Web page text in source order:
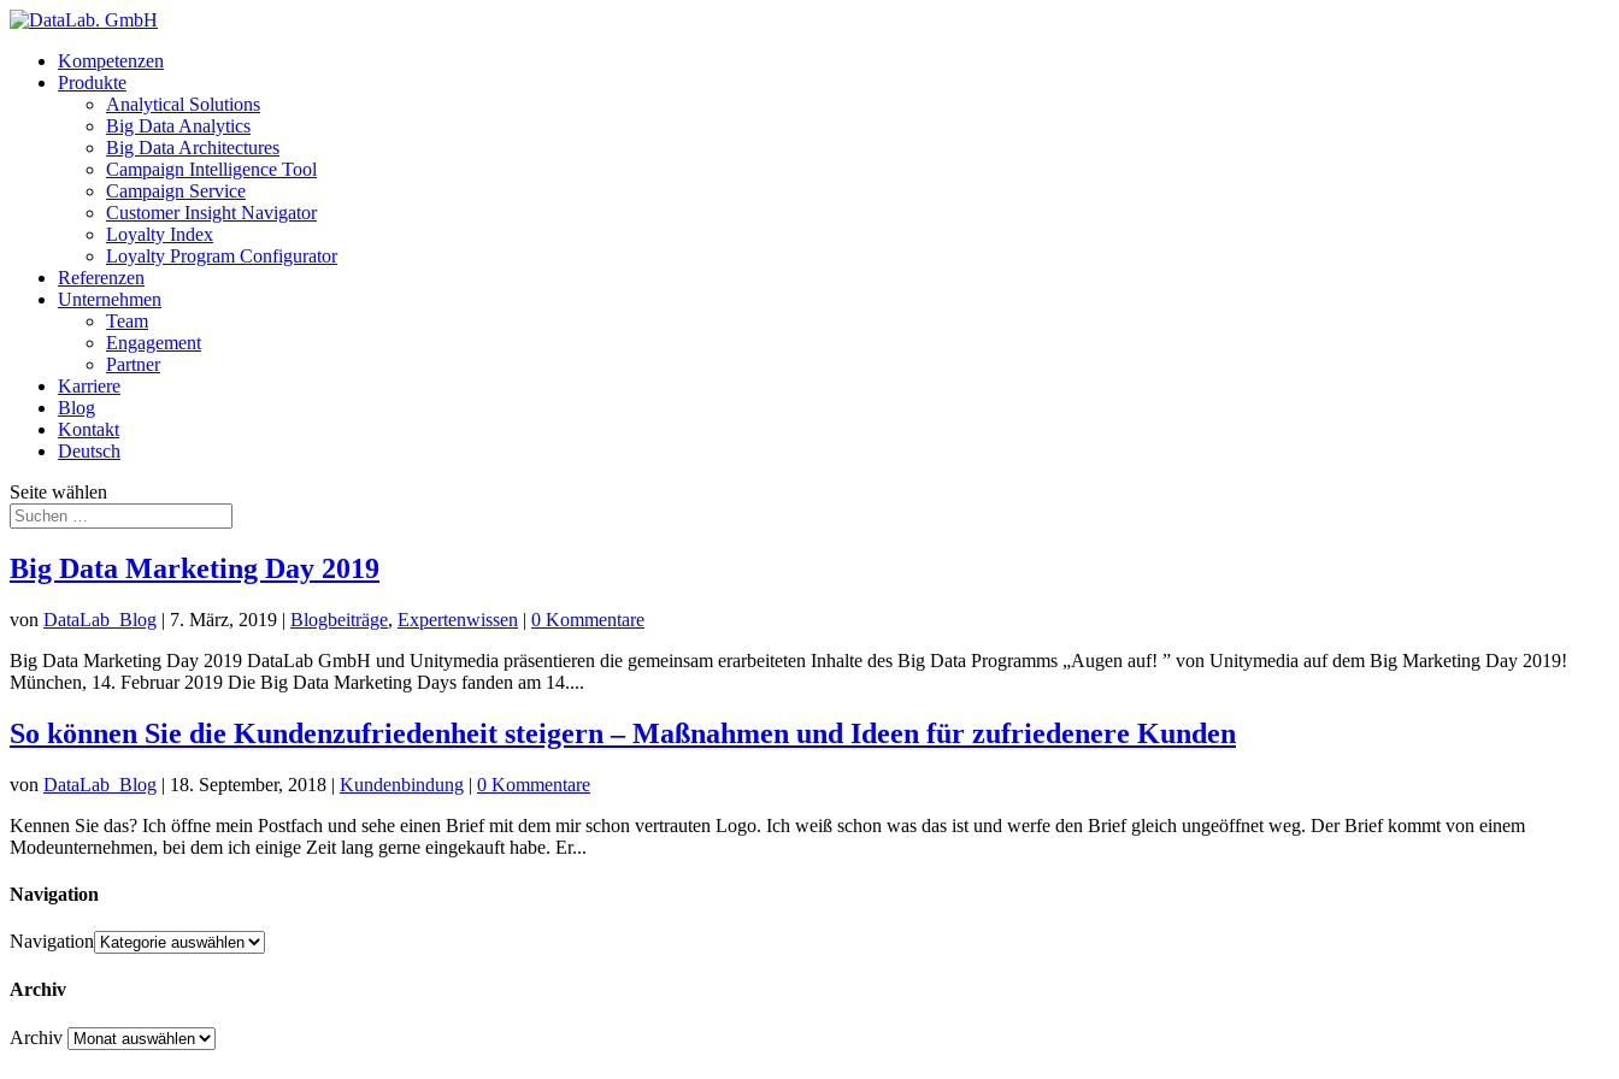
Kompetenzen
Produkte
Analytical Solutions
Big Data Analytics
Big Data Architectures
Campaign Intelligence Tool
Campaign Service
Customer Insight Navigator
Loyalty Index
Loyalty Program Configurator
Referenzen
Unternehmen
Team
Engagement
Partner
Karriere
Blog
Kontakt
Deutsch
Seite wählen
Big Data Marketing Day 2019
von DataLab_Blog | 7. März, 2019 | Blogbeiträge, Expertenwissen | 0 Kommentare
Big Data Marketing Day 2019 DataLab GmbH und Unitymedia präsentieren die gemeinsam erarbeiteten Inhalte des Big Data Programms „Augen auf! ” von Unitymedia auf dem Big Marketing Day 2019!
München, 14. Februar 2019 Die Big Data Marketing Days fanden am 14....
So können Sie die Kundenzufriedenheit steigern – Maßnahmen und Ideen für zufriedenere Kunden
von DataLab_Blog | 18. September, 2018 | Kundenbindung | 0 Kommentare
Kennen Sie das? Ich öffne mein Postfach und sehe einen Brief mit dem mir schon vertrauten Logo. Ich weiß schon was das ist und werfe den Brief gleich ungeöffnet weg. Der Brief kommt von einem
Modeunternehmen, bei dem ich einige Zeit lang gerne eingekauft habe. Er...
Navigation
Navigation
Archiv
Archiv